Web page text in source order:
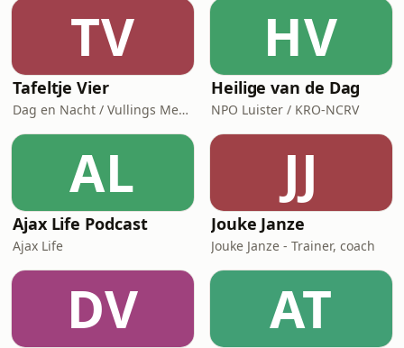
TV
Tafeltje Vier
Dag en Nacht / Vullings Media
HV
Heilige van de Dag
NPO Luister / KRO-NCRV
AL
Ajax Life Podcast
Ajax Life
JJ
Jouke Janze
Jouke Janze - Trainer, coach
DV AT